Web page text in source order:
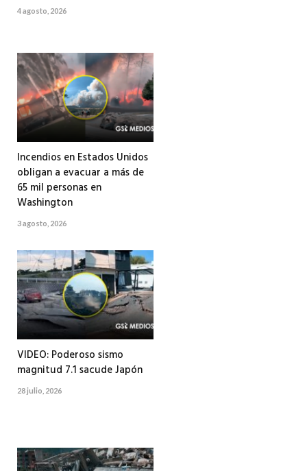
4 agosto, 2026
Incendios en Estados Unidos
obligan a evacuar a más de
65 mil personas en
Washington
3 agosto, 2026
VIDEO: Poderoso sismo
magnitud 7.1 sacude Japón
28 julio, 2026